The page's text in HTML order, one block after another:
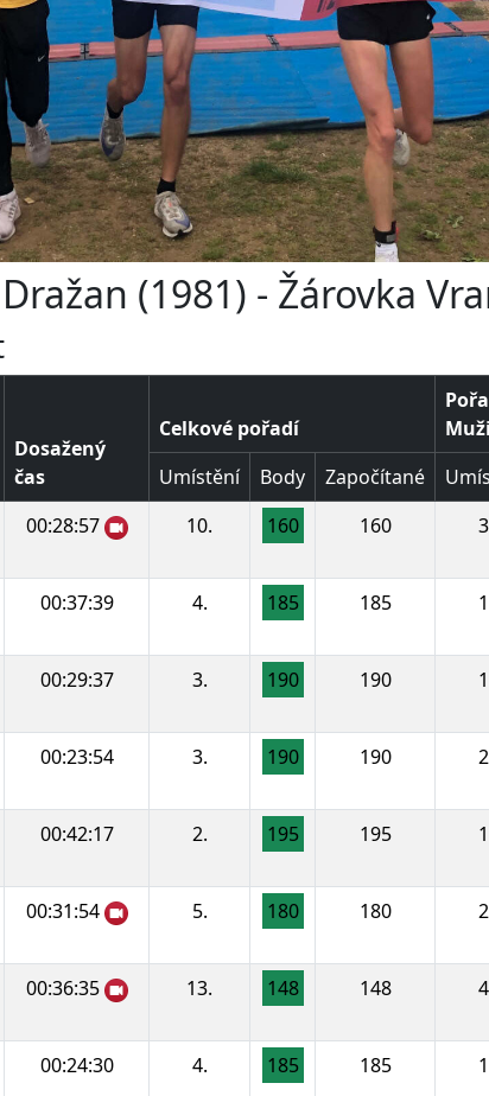
(1981) - Žárovka
Dosažený
čas
Celkové pořadí
Umístění
Body Započítané
00:28:57 10. 160 160
00:37:39 4. 185 185
00:29:37 3. 190 190
00:23:54 3. 190 190
00:42:17 2. 195 195
00:31:54 5. 180 180
00:36:35 13. 148 148
00:24:30 4. 185 185